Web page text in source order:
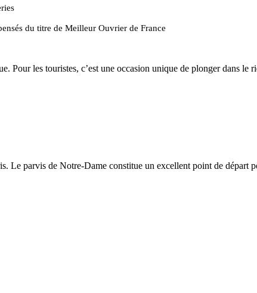
du titre de Meilleur Ouvrier de France
Pour les touristes, c’est une occasion unique de plonger dans
Le parvis de Notre-Dame constitue un excellent point de départ